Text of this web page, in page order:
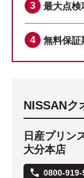
最大点検
無料保証
NISSANク
日産プリン
大分本店
0800-919-